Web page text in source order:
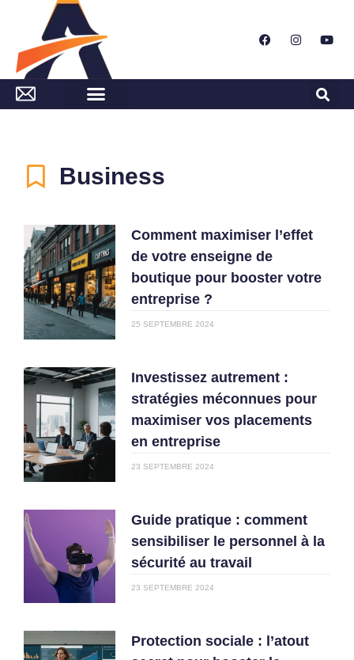
Business
Comment maximiser l’effet
de votre enseigne de
boutique pour booster votre
entreprise ?
25 SEPTEMBRE 2024
Investissez autrement :
stratégies méconnues pour
maximiser vos placements
en entreprise
23 SEPTEMBRE 2024
Guide pratique : comment
sensibiliser le personnel à la
sécurité au travail
23 SEPTEMBRE 2024
Protection sociale : l’atout